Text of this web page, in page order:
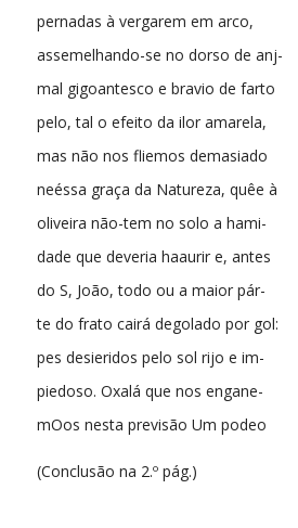
pernadas à vergarem em arco,
assemelhando-se no dorso de anj-
mal gigoantesco e bravio de farto
pelo, tal o efeito da ilor amarela,
mas não nos fliemos demasiado
neéssa graça da Natureza, quêe à
oliveira não-tem no solo a hami-
dade que deveria haaurir e, antes
do S, João, todo ou a maior pár-
te do frato cairá degolado por gol:
pes desieridos pelo sol rijo e im-
piedoso. Oxalá que nos engane-
mOos nesta previsão Um podeo
(Conclusão na 2.º pág.)